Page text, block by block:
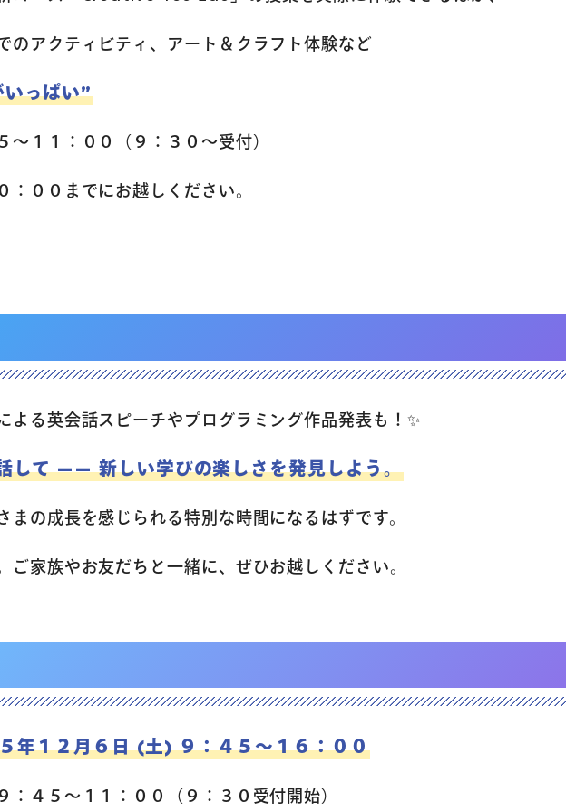
のアクティビティ、アート＆クラフト体験など
っぱい”
１１：００（９：３０～受付）
：００までにお越しください。
よる英会話スピーチやプログラミング作品発表も！✨
して —— 新しい学びの楽しさを発見しよう。
まの成長を感じられる特別な時間になるはずです。
ご家族やお友だちと一緒に、ぜひお越しください。
年１２月６日 (土) ９：４５～１６：００
４５～１１：００（９：３０受付開始）